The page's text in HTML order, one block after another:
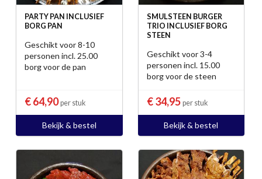
PARTY PAN INCLUSIEF
BORG PAN
Geschikt voor 8-10
personen incl. 25.00
borg voor de pan
€ 64,90per stuk
Bekijk & bestel
SMULSTEEN BURGER
TRIO INCLUSIEF BORG
STEEN
Geschikt voor 3-4
personen incl. 15.00
borg voor de steen
€ 34,95 per stuk
Bekijk & bestel